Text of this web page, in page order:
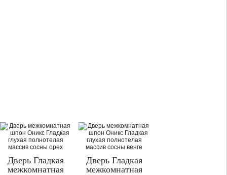
Дверь Гладкая
межкомнатная
Дверь Гладкая
межкомнатная